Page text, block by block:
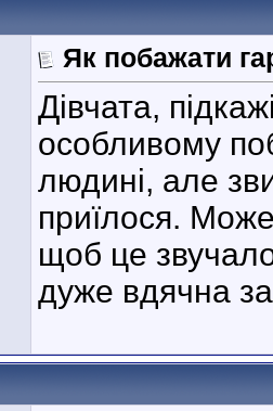
Як побажати
Дівчата,
особливому
людині, але
приїлося.
щоб це
дуже вдячна